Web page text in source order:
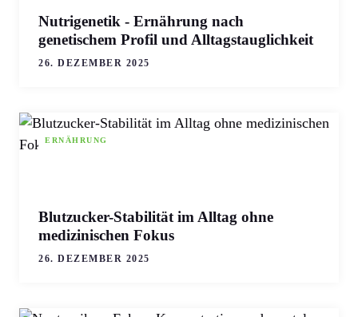
Nutrigenetik - Ernährung nach
genetischem Profil und Alltagstauglichkeit
26. DEZEMBER 2025
ERNÄHRUNG
Blutzucker-Stabilität im Alltag ohne
medizinischen Fokus
26. DEZEMBER 2025